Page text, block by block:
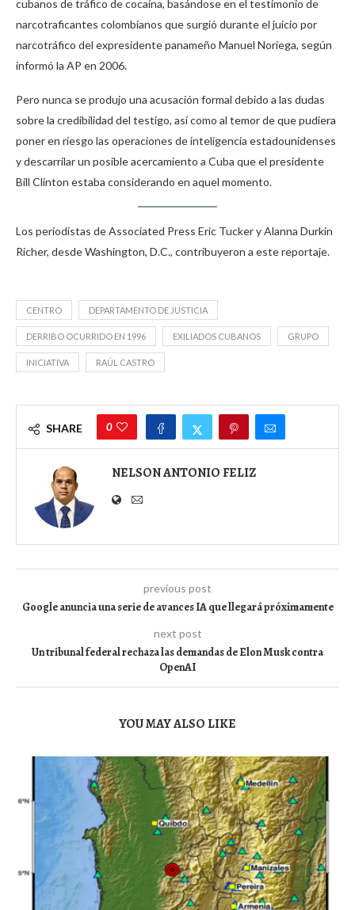
cubanos de tráfico de cocaína, basándose en el testimonio de
narcotraficantes colombianos que surgió durante el juicio por
narcotráfico del expresidente panameño Manuel Noriega, según
informó la AP en 2006.
Pero nunca se produjo una acusación formal debido a las dudas
sobre la credibilidad del testigo, así como al temor de que pudiera
poner en riesgo las operaciones de inteligencia estadounidenses
y descarrilar un posible acercamiento a Cuba que el presidente
Bill Clinton estaba considerando en aquel momento.
Los periodistas de Associated Press Eric Tucker y Alanna Durkin
Richer, desde Washington, D.C., contribuyeron a este reportaje.
CENTRO DEPARTAMENTO DE JUSTICIA
DERRIBO OCURRIDO EN 1996 EXILIADOS CUBANOS GRUPO
INICIATIVA RAÚL CASTRO
SHARE 0
NELSON ANTONIO FELIZ
previous post
Google anuncia una serie de avances IA que llegará próximamente
next post
Un tribunal federal rechaza las demandas de Elon Musk contra
OpenAI
YOU MAY ALSO LIKE